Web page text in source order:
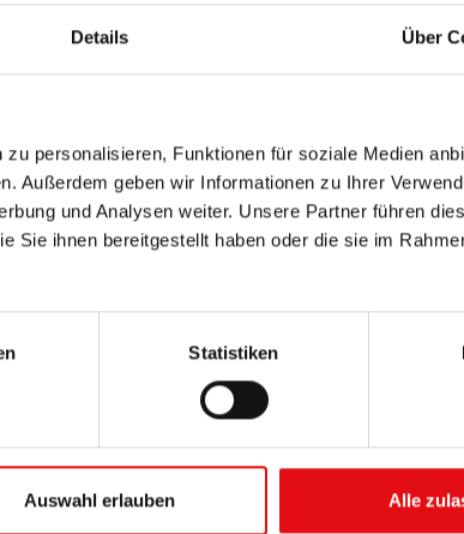
Details Über
personalisieren, Funktionen für soziale Medien
Außerdem geben wir Informationen zu Ihrer
und Analysen weiter. Unsere Partner führen
Sie ihnen bereitgestellt haben oder die sie im
Statistiken
Auswahl erlauben Alle
P.